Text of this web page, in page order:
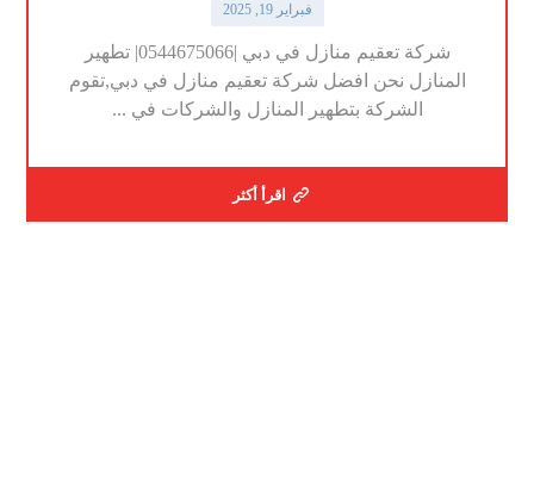
فبراير 19, 2025
شركة تعقيم منازل في دبي |0544675066| تطهير
المنازل نحن افضل شركة تعقيم منازل في دبي,تقوم
الشركة بتطهير المنازل والشركات في ...
اقرأ أكثر